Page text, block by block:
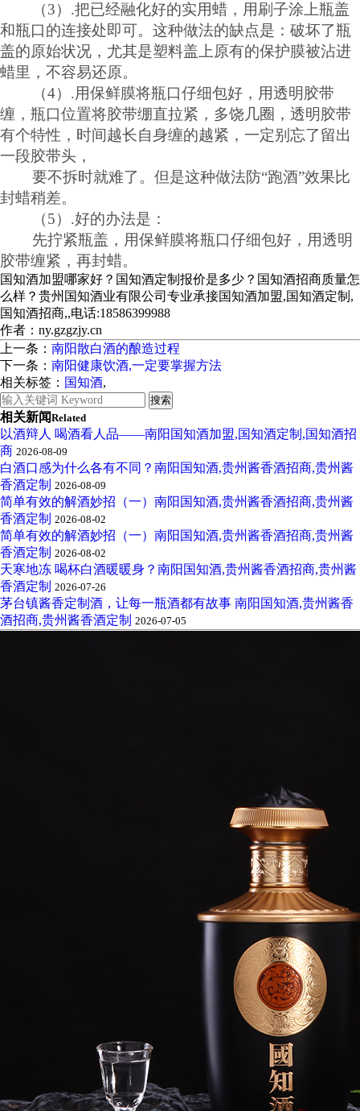
（3）.把已经融化好的实用蜡，用刷子涂上瓶盖
和瓶口的连接处即可。这种做法的缺点是：破坏了瓶
盖的原始状况，尤其是塑料盖上原有的保护膜被沾进
蜡里，不容易还原。
（4）.用保鲜膜将瓶口仔细包好，用透明胶带
缠，瓶口位置将胶带绷直拉紧，多饶几圈，透明胶带
有个特性，时间越长自身缠的越紧，一定别忘了留出
一段胶带头，
要不拆时就难了。但是这种做法防“跑酒”效果比
封蜡稍差。
（5）.好的办法是：
先拧紧瓶盖，用保鲜膜将瓶口仔细包好，用透明
胶带缠紧，再封蜡。
国知酒加盟哪家好？国知酒定制报价是多少？国知酒招商质量怎
么样？贵州国知酒业有限公司专业承接国知酒加盟,国知酒定制,
国知酒招商,,电话:18586399988
作者：ny.gzgzjy.cn
上一条： 南阳散白酒的酿造过程
下一条： 南阳健康饮酒,一定要掌握方法
相关标签： 国知酒,
相关新闻Related
以酒辩人 喝酒看人品——南阳国知酒加盟,国知酒定制,国知酒招
商 2026-08-09
白酒口感为什么各有不同？南阳国知酒,贵州酱香酒招商,贵州酱
香酒定制 2026-08-09
简单有效的解酒妙招（一）南阳国知酒,贵州酱香酒招商,贵州酱
香酒定制 2026-08-02
简单有效的解酒妙招（一）南阳国知酒,贵州酱香酒招商,贵州酱
香酒定制 2026-08-02
天寒地冻 喝杯白酒暖暖身？南阳国知酒,贵州酱香酒招商,贵州酱
香酒定制 2026-07-26
茅台镇酱香定制酒，让每一瓶酒都有故事 南阳国知酒,贵州酱香
酒招商,贵州酱香酒定制 2026-07-05